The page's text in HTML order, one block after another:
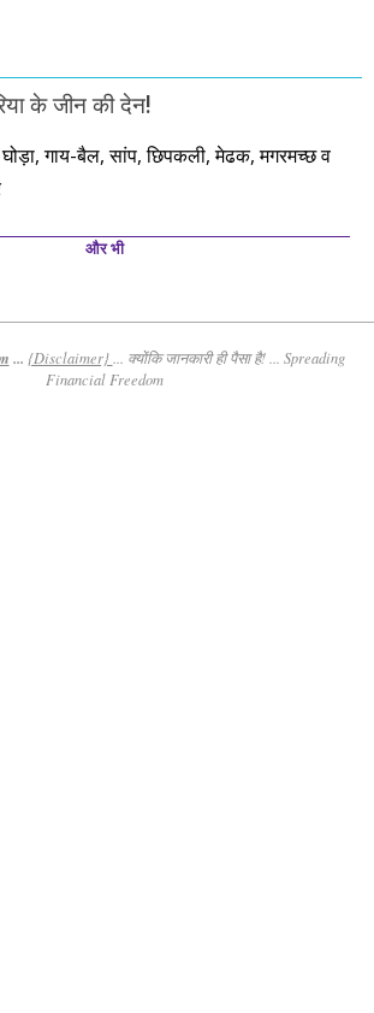
के जीन की देन!
गाय-बैल, सांप, छिपकली, मेढक, मगरमच्छ व
और भी
... {Disclaimer}
... क्योंकि जानकारी ही पैसा है! ... Spreading
Financial Freedom